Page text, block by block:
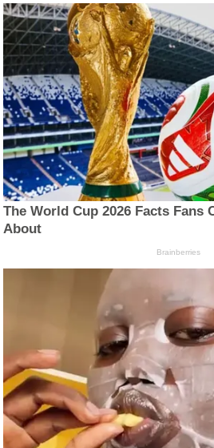
The World Cup 2026 Facts Fans
About
Brainberries